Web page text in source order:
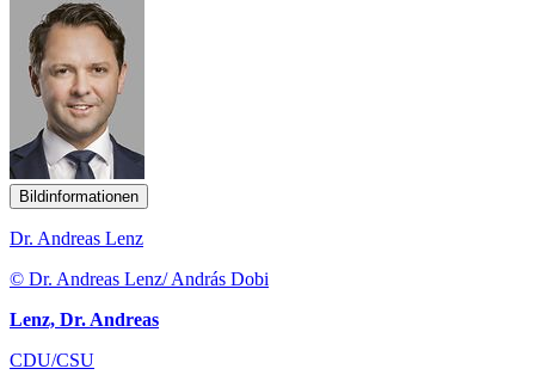
Bildinformationen
Dr. Andreas Lenz
© Dr. Andreas Lenz/ András Dobi
Lenz, Dr. Andreas
CDU/CSU